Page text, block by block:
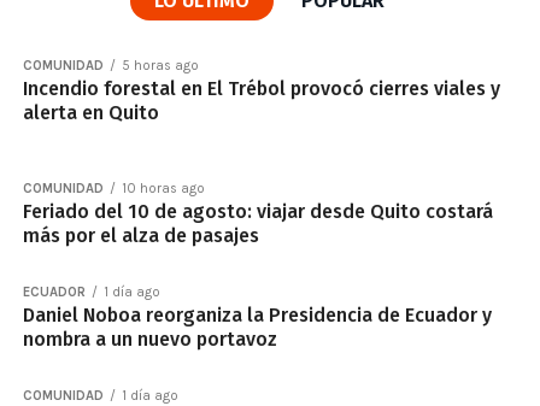
COMUNIDAD 5 horas ago
Incendio forestal en El Trébol provocó cierres viales y
alerta en Quito
COMUNIDAD 10 horas ago
Feriado del 10 de agosto: viajar desde Quito costará
más por el alza de pasajes
ECUADOR 1 día ago
Daniel Noboa reorganiza la Presidencia de Ecuador y
nombra a un nuevo portavoz
COMUNIDAD 1 día ago